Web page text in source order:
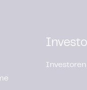
Investoren